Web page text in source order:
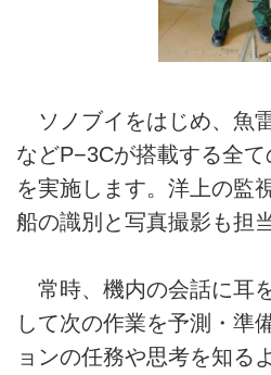
ソノブイをはじめ、魚
などP−3Cが搭載する全
を実施します。洋上の監
船の識別と写真撮影も担
常時、機内の会話に耳
して次の作業を予測・準
ョンの任務や思考を知る